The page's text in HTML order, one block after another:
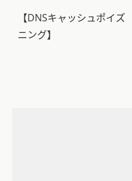
【DNSキャッシュポイズ
ニング】